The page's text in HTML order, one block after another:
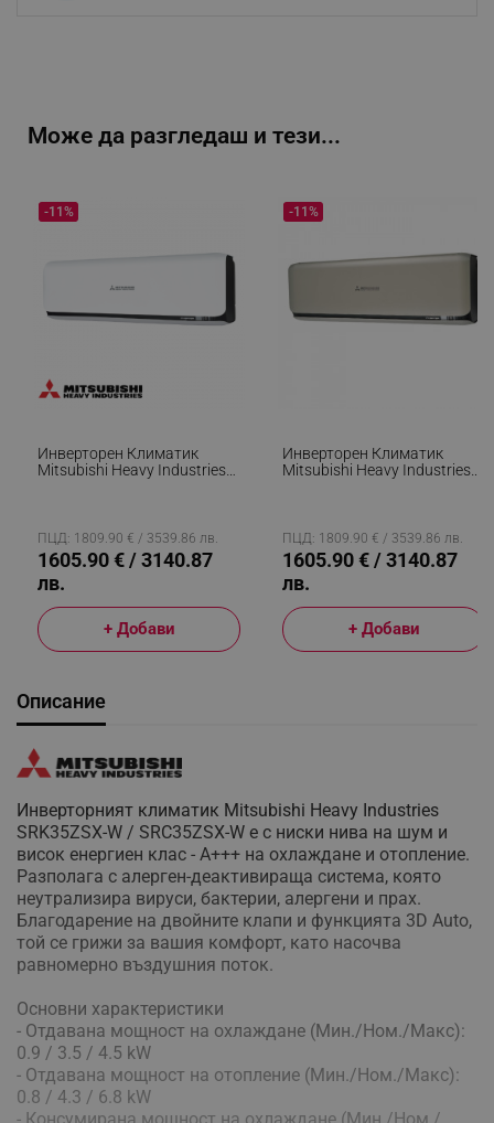
Може да разгледаш и тези...
Инверторен Климатик
Mitsubishi Heavy Industries
Бял/Черен
-11%
ПЦД: 1809.90 € / 3539.86 лв.
1605.90 € / 3140.87
лв.
+ Добави
Инверторен Климатик
Mitsubishi Heavy Industries
Бежов/Черен
-11%
ПЦД: 1809.90 € / 3539.86 лв.
1605.90 € / 3140.87
лв.
+ Добави
Описание
Инверторният климатик Mitsubishi Heavy Industries
SRK35ZSX-W / SRC35ZSX-W е с ниски нива на шум и
висок енергиен клас - А+++ на охлаждане и отопление.
Разполага с алерген-деактивираща система, която
неутрализира вируси, бактерии, алергени и прах.
Благодарение на двойните клапи и функцията 3D Auto,
той се грижи за вашия комфорт, като насочва
равномерно въздушния поток.
Основни характеристики
- Отдавана мощност на охлаждане (Мин./Ном./Макс):
0.9 / 3.5 / 4.5 kW
- Отдавана мощност на отопление (Мин./Ном./Макс):
0.8 / 4.3 / 6.8 kW